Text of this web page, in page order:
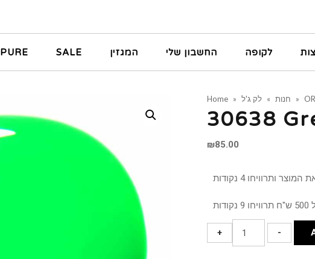
PURE SALE המגזין החשבון שלי לקופה
Home » חנות » לק ג'ל »
30638
₪85.00
+
30638
Green
-